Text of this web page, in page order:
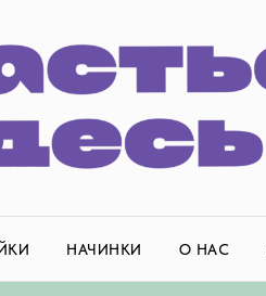
НАЧИНКИ О НАС